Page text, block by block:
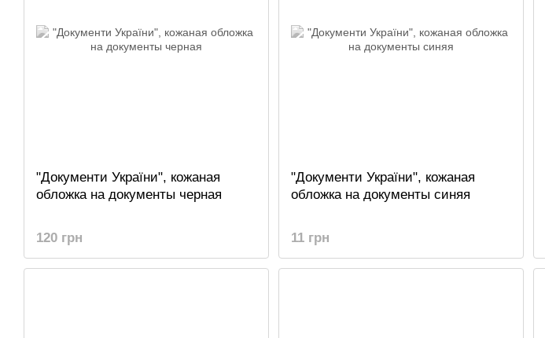
"Документи України", кожаная
обложка на документы черная
120 грн
"Документи України", кожаная
обложка на документы синяя
11 грн